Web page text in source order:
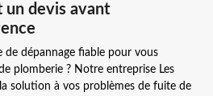
un devis avant
de dépannage fiable pour vous
plomberie ? Notre entreprise Les
solution à vos problèmes de fuite de